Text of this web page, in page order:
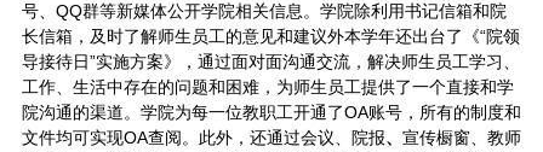
号、QQ群等新媒体公开学院相关信息。学院除利用书记信箱和院
长信箱，及时了解师生员工的意见和建议外本学年还出台了《“院领
导接待日”实施方案》，通过面对面沟通交流，解决师生员工学习、
工作、生活中存在的问题和困难，为师生员工提供了一个直接和学
院沟通的渠道。学院为每一位教职工开通了OA账号，所有的制度和
文件均可实现OA查阅。此外，还通过会议、院报、 宣传橱窗、教师